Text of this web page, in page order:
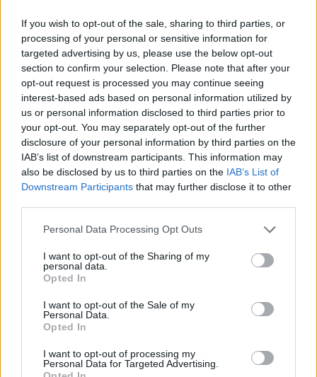
If you wish to opt-out of the sale, sharing to third parties, or
processing of your personal or sensitive information for
targeted advertising by us, please use the below opt-out
section to confirm your selection. Please note that after your
opt-out request is processed you may continue seeing
interest-based ads based on personal information utilized by
us or personal information disclosed to third parties prior to
your opt-out. You may separately opt-out of the further
disclosure of your personal information by third parties on the
IAB’s list of downstream participants. This information may
also be disclosed by us to third parties on the IAB’s List of
Downstream Participants that may further disclose it to other
Personal Data Processing Opt Outs
I want to opt-out of the Sharing of my
personal data.
Opted In
I want to opt-out of the Sale of my
Personal Data.
Opted In
I want to opt-out of processing my
Personal Data for Targeted Advertising.
Ακολουθήστε το E-Radio.gr στο
Google News
και μάθετε πρώτοιτα πιο hot νέα.
Διαβάστε περισσότερα θέματα γιαΜόδα,
Ομορφιά, Σχέσειςκαι φυσικά Celebritiesστο νέο
Pink.gr !
Ακολουθήστε το E-Radio.gr και στο Instagram
ΔΙΑΦΗΜΙΣΗ